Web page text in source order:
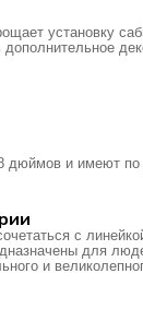
установку
и имеют
с
для
и